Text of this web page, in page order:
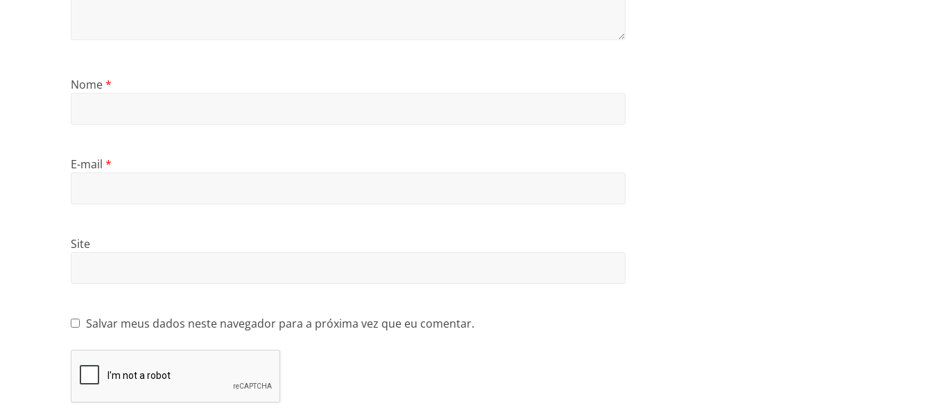
Nome*
E-mail *
Site
Salvar meus dados neste navegador para a próxima vez que eu comentar.